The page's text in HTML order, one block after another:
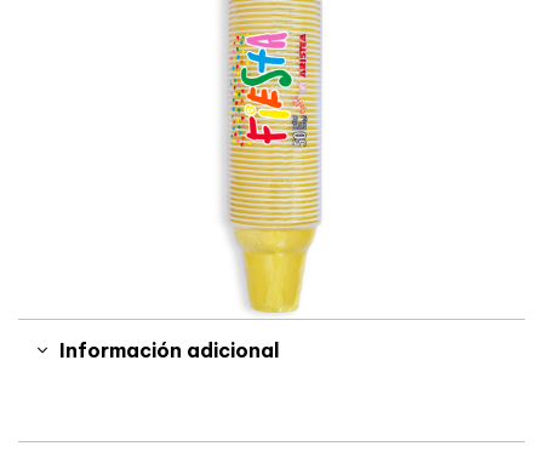
Información adicional